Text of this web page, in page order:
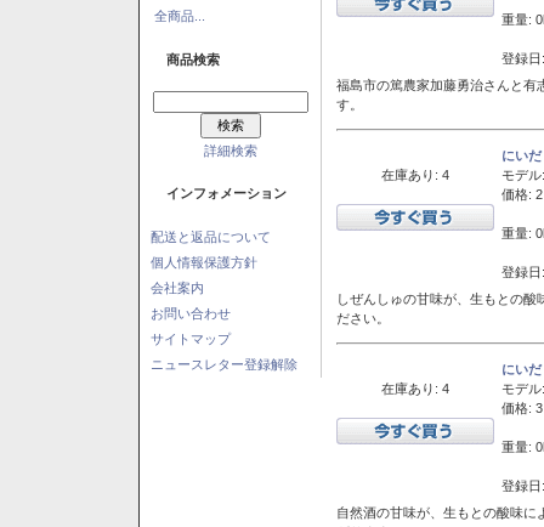
全商品...
商品検索
詳細検索
インフォメーション
配送と返品について
個人情報保護方針
会社案内
お問い合わせ
サイトマップ
ニュースレター登録解除
重量:
登録
福島市の篤農家加藤勇治さんと有
す。
在庫あり: 4
にい
モデル:
価格:
重量:
登録
しぜんしゅの甘味が、生もとの
ださい。
在庫あり: 4
にい
モデル:
価格:
重量:
登録
自然酒の甘味が、生もとの酸味